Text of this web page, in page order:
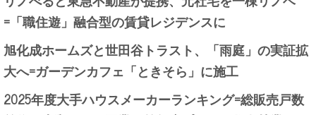
=「職住遊」融合型の賃貸レジデンスに
旭化成ホームズと世田谷トラスト、「雨庭」の実証拡
大へ=ガーデンカフェ「ときそら」に施工
2025年度大手ハウスメーカーランキング=総販売戸数